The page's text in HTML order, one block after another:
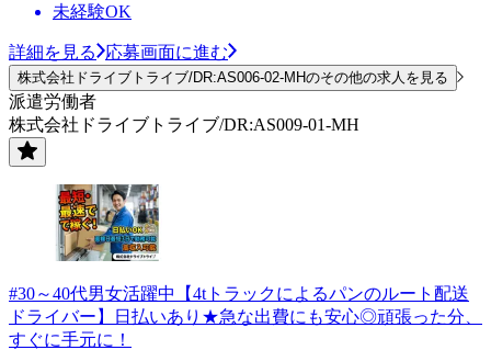
未経験OK
詳細を見る 応募画面に進む
株式会社ドライブトライブ/DR:AS006-02-MHのその他の求人を見る
派遣労働者
株式会社ドライブトライブ/DR:AS009-01-MH
#30～40代男女活躍中【4tトラックによるパンのルート配送
ドライバー】日払いあり★急な出費にも安心◎頑張った分、
すぐに手元に！